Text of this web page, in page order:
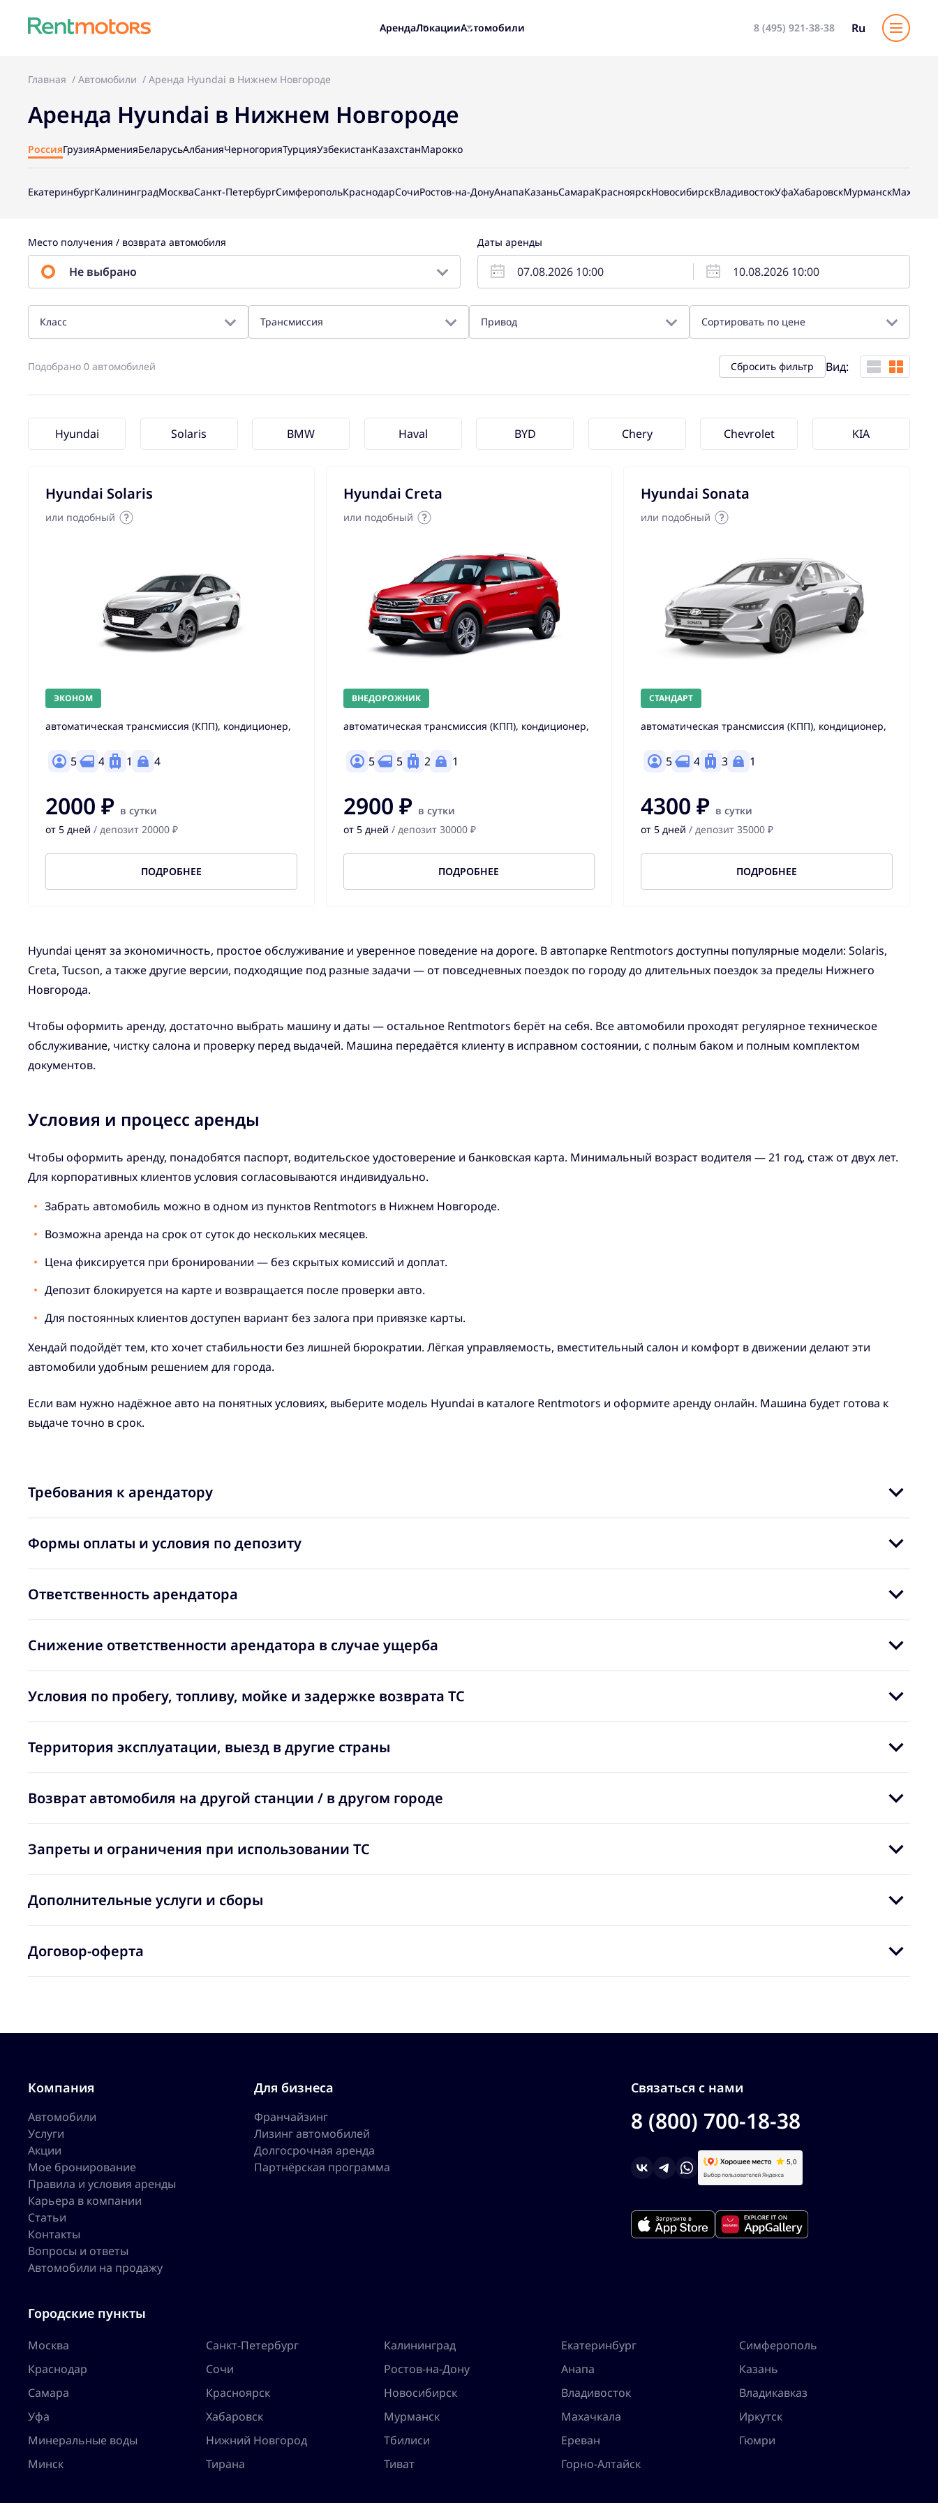
АрендаЛокацииАвтомобили 8 (495) 921-38-38 Ru
Главная Автомобили Аренда Hyundai в Нижнем Новгороде
Аренда Hyundai в Нижнем Новгороде
РоссияГрузияАрменияБеларусьАлбанияЧерногорияТурцияУзбекистанКазахстанМарокко
ЕкатеринбургКалининградМоскваСанкт-ПетербургСимферопольКраснодарСочиРостов-на-ДонуАнапаКазаньСамараКрасноярскНовосибирскВладивостокУфаХабаровскМурманск
Место получения / возврата автомобиля
Не выбрано
Даты аренды
Класс Трансмиссия Привод Сортировать по цене
Подобрано 0 автомобилей Сбросить фильтр Вид:
Hyundai Solaris BMW Haval BYD Chery Chevrolet KIA
Hyundai Solaris
или подобный
ЭКОНОМ
автоматическая трансмиссия (КПП), кондиционер,
5 4 1 4
2000 ₽ в сутки
от 5 дней / депозит 20000 ₽
ПОДРОБНЕЕ
Hyundai Creta
или подобный
ВНЕДОРОЖНИК
автоматическая трансмиссия (КПП), кондиционер,
5 5 2 1
2900 ₽ в сутки
от 5 дней / депозит 30000 ₽
ПОДРОБНЕЕ
Hyundai Sonata
или подобный
СТАНДАРТ
автоматическая трансмиссия (КПП), кондиционер,
5 4 3 1
4300 ₽ в сутки
от 5 дней / депозит 35000 ₽
ПОДРОБНЕЕ
Hyundai ценят за экономичность, простое обслуживание и уверенное поведение на дороге. В автопарке Rentmotors доступны популярные модели: Solaris,
Creta, Tucson, а также другие версии, подходящие под разные задачи — от повседневных поездок по городу до длительных поездок за пределы Нижнего
Новгорода.
Чтобы оформить аренду, достаточно выбрать машину и даты — остальное Rentmotors берёт на себя. Все автомобили проходят регулярное техническое
обслуживание, чистку салона и проверку перед выдачей. Машина передаётся клиенту в исправном состоянии, с полным баком и полным комплектом
документов.
Условия и процесс аренды
Чтобы оформить аренду, понадобятся паспорт, водительское удостоверение и банковская карта. Минимальный возраст водителя — 21 год, стаж от двух лет.
Для корпоративных клиентов условия согласовываются индивидуально.
Забрать автомобиль можно в одном из пунктов Rentmotors в Нижнем Новгороде.
Возможна аренда на срок от суток до нескольких месяцев.
Цена фиксируется при бронировании — без скрытых комиссий и доплат.
Депозит блокируется на карте и возвращается после проверки авто.
Для постоянных клиентов доступен вариант без залога при привязке карты.
Хендай подойдёт тем, кто хочет стабильности без лишней бюрократии. Лёгкая управляемость, вместительный салон и комфорт в движении делают эти
автомобили удобным решением для города.
Если вам нужно надёжное авто на понятных условиях, выберите модель Hyundai в каталоге Rentmotors и оформите аренду онлайн. Машина будет готова к
выдаче точно в срок.
Требования к арендатору
Формы оплаты и условия по депозиту
Ответственность арендатора
Снижение ответственности арендатора в случае ущерба
Условия по пробегу, топливу, мойке и задержке возврата ТС
Территория эксплуатации, выезд в другие страны
Возврат автомобиля на другой станции / в другом городе
Запреты и ограничения при использовании ТС
Дополнительные услуги и сборы
Договор-оферта
Компания
Автомобили
Услуги
Акции
Мое бронирование
Правила и условия аренды
Карьера в компании
Статьи
Контакты
Вопросы и ответы
Автомобили на продажу
Для бизнеса
Франчайзинг
Лизинг автомобилей
Долгосрочная аренда
Партнёрская программа
Связаться с нами
8 (800) 700-18-38
Городские пункты
Москва Санкт-Петербург Калининград Екатеринбург
Симферополь
Краснодар
Сочи Ростов-на-Дону Анапа
Казань
Самара
Красноярск Новосибирск Владивосток
Владикавказ
Уфа
Хабаровск Мурманск Махачкала
Иркутск
Минеральные воды
Нижний Новгород Тбилиси Ереван
Гюмри
Минск
Тирана Тиват Горно-Алтайск